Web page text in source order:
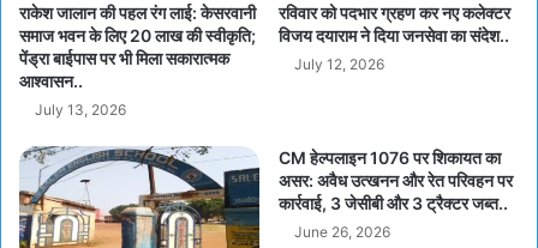
राकेश जालान की पहल रंग लाई: केसरवानी
समाज भवन के लिए 20 लाख की स्वीकृति;
पेंड्रा बाईपास पर भी मिला सकारात्मक
आश्वासन..
July 13, 2026
रविवार को पदभार ग्रहण कर नए कलेक्टर
विजय दयाराम ने दिया जनसेवा का संदेश..
July 12, 2026
CM हेल्पलाइन 1076 पर शिकायत का
असर: अवैध उत्खनन और रेत परिवहन पर
कार्रवाई, 3 जेसीबी और 3 ट्रैक्टर जब्त..
June 26, 2026